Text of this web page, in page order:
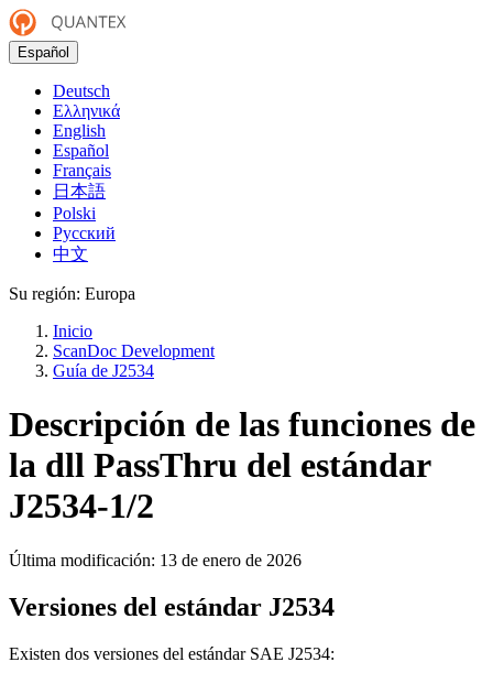
Español
Deutsch
Ελληνικά
English
Español
Français
日本語
Polski
Русский
中文
Su región: Europa
Inicio
ScanDoc Development
Guía de J2534
Descripción de las funciones de
la dll PassThru del estándar
J2534-1/2
Última modificación: 13 de enero de 2026
Versiones del estándar J2534
Existen dos versiones del estándar SAE J2534: